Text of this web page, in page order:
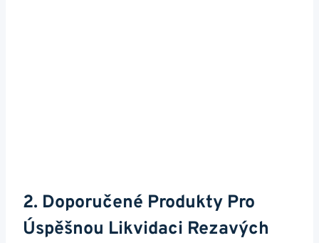
2. Doporučené Produkty Pro
Úspěšnou Likvidaci Rezavých